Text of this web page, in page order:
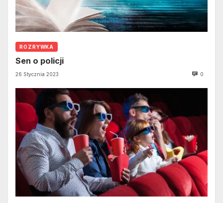
ROZRYWKA
Sen o policji
26 Stycznia 2023 0